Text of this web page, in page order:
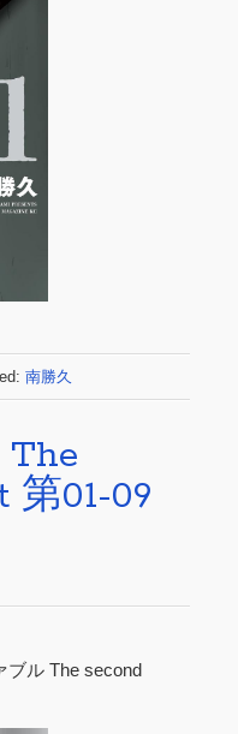
南勝久
第01-09
ブル The second